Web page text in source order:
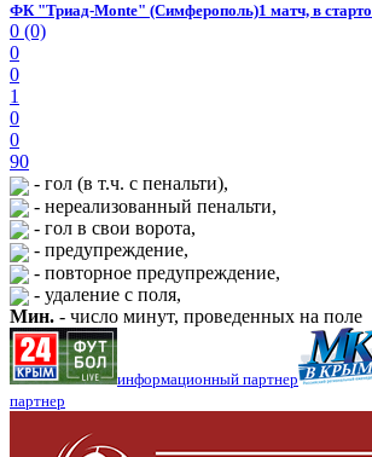
ФК "Триад-Monte" (Симферополь)1 матч, в
0 (0)
0
0
1
0
0
90
- гол (в т.ч. с пенальти),
- нереализованный пенальти,
- гол в свои ворота,
- предупреждение,
- повторное предупреждение,
- удаление с поля,
Мин. - число минут, проведенных на поле
информационный партнер
партнер